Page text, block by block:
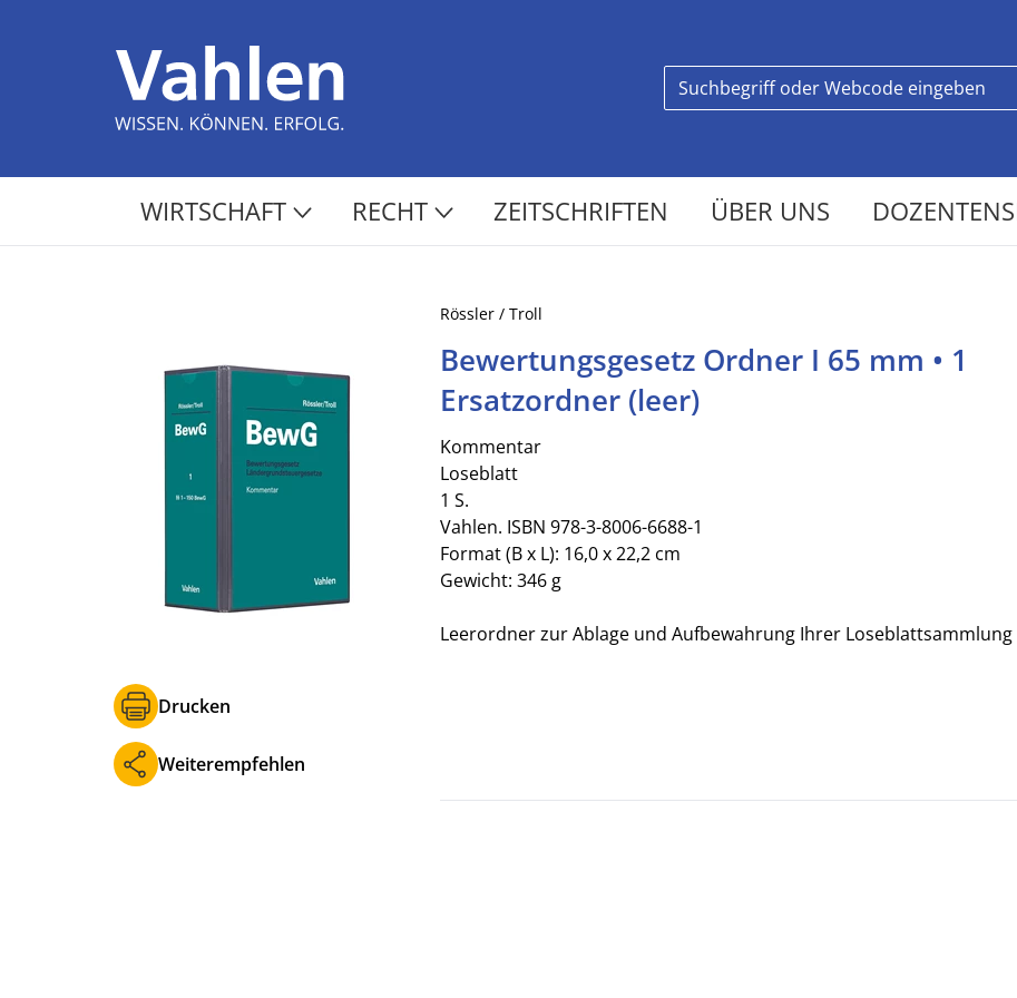
WIRTSCHAFT RECHT ZEITSCHRIFTEN ÜBER UNS
Drucken
Weiterempfehlen
Rössler / Troll
Bewertungsgesetz Ordner I 65 mm • 1
Ersatzordner (leer)
Kommentar
Loseblatt
1 S.
Vahlen. ISBN 978-3-8006-6688-1
Format (B x L): 16,0 x 22,2 cm
Gewicht: 346 g
Leerordner zur Ablage und Aufbewahrung Ihrer Loseblattsammlung